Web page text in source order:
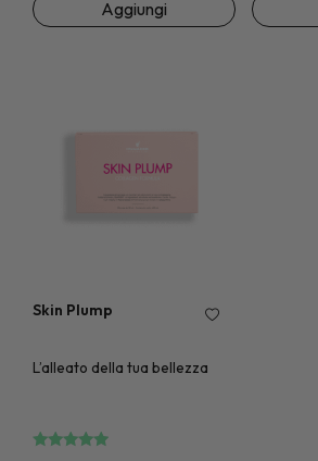
Aggiungi
Skin Plump
L’alleato della tua bellezza